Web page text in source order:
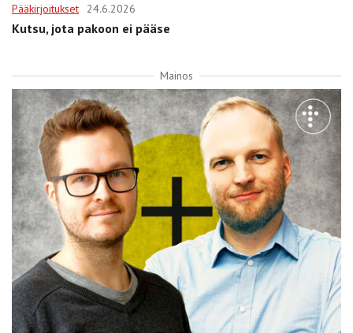
Pääkirjoitukset 24.6.2026
Kutsu, jota pakoon ei pääse
Mainos